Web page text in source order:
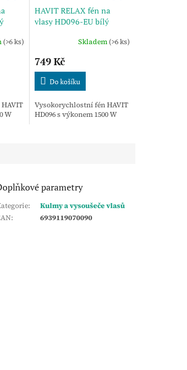
(>6 ks)
W
HAVIT RELAX fén na
vlasy HD096-EU bílý
Skladem (>6 ks)
749 Kč
Do košíku
Vysokorychlostní fén HAVIT
HD096 s výkonem 1500 W
parametry
:
Kulmy a vysoušeče vlasů
: 6939119070090